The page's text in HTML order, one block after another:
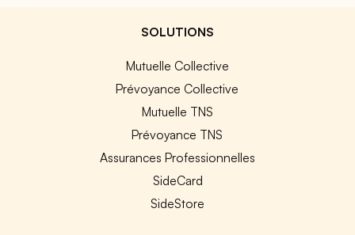
SOLUTIONS
Mutuelle Collective
Prévoyance Collective
Mutuelle TNS
Prévoyance TNS
Assurances Professionnelles
SideCard
SideStore